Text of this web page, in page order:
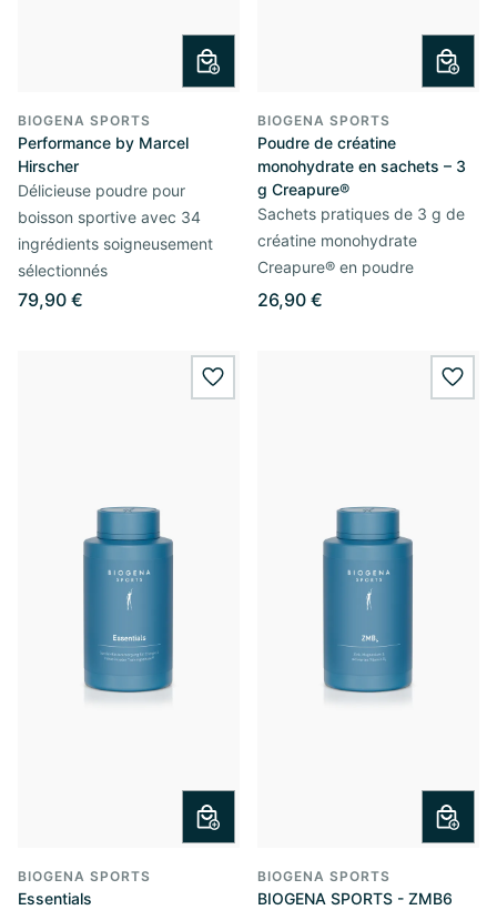
BIOGENA SPORTS
Performance by Marcel
Hirscher
Délicieuse poudre pour
boisson sportive avec 34
ingrédients soigneusement
sélectionnés
79,90 €
BIOGENA SPORTS
Poudre de créatine
monohydrate en sachets – 3
g Creapure®
Sachets pratiques de 3 g de
créatine monohydrate
Creapure® en poudre
26,90 €
wishlist.add
BIOGENA SPORTS
Essentials
BIOGENA SPORTS
BIOGENA SPORTS - ZMB6